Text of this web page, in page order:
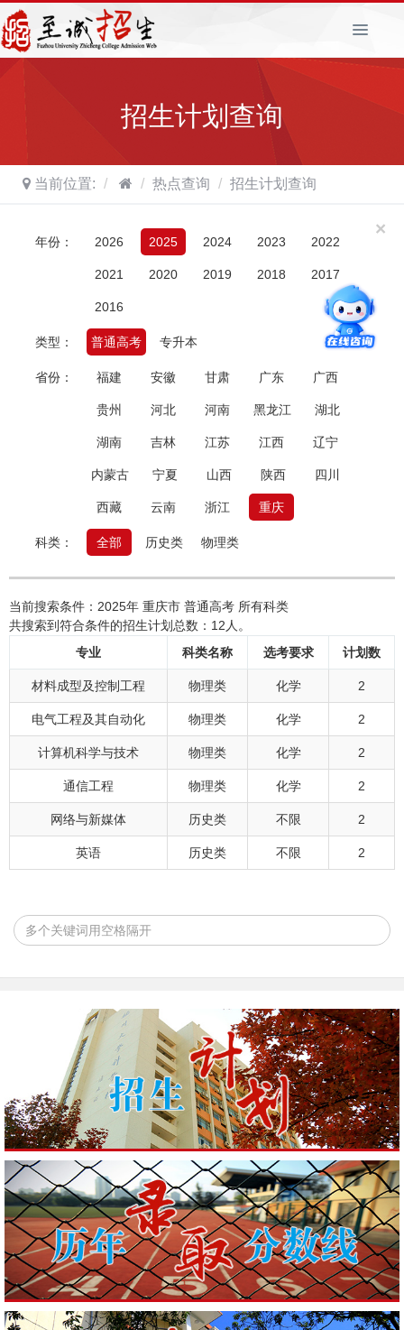
T
o
i
o
n
招生计划查询
当前位置: 热点查询 招生计划查询
年份： 2026 2025 2024 2023 2022
2021 2020 2019 2018 2017
2016
类型： 普通高考 专升本
省份： 福建 安徽 甘肃 广东 广西
贵州 河北 河南 黑龙江 湖北
湖南 吉林 江苏 江西 辽宁
内蒙古 宁夏 山西 陕西 四川
西藏 云南 浙江 重庆
科类： 全部 历史类 物理类
当前搜索条件：2025年 重庆市 普通高考 所有科类
共搜索到符合条件的招生计划总数：12人。
专业
科类名称 选考要求 计划数
材料成型及控制工程 物理类 化学 2
电气工程及其自动化 物理类 化学 2
计算机科学与技术 物理类 化学 2
通信工程 物理类 化学 2
网络与新媒体 历史类 不限 2
英语 历史类 不限 2
×